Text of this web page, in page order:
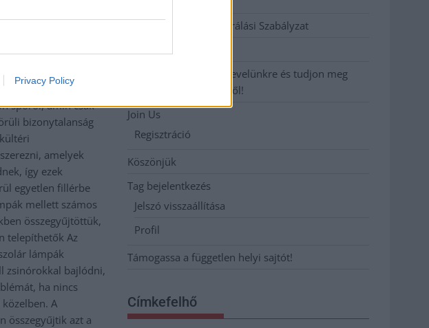
Privacy Policy
amikor
a gazdasági
spórol, amin csak
bizonytalanság
amelyek
így ezek
egyetlen fillérbe
mellett számos
összegyűjtöttük,
telepíthetők Az
lámpák
zsinórokkal bajlódni,
ha nincs
A
összegyűjtik azt a
Hozzászólási és Moderálási Szabályzat
Iratkozzon fel heti hírlevelünkre és tudjon meg
még többet megyénkről!
Join Us
Regisztráció
Köszönjük
Tag bejelentkezés
Jelszó visszaállítása
Profil
Támogassa a független helyi sajtót!
Címkefelhő